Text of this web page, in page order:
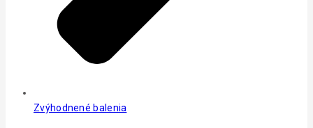
Zvýhodnené balenia